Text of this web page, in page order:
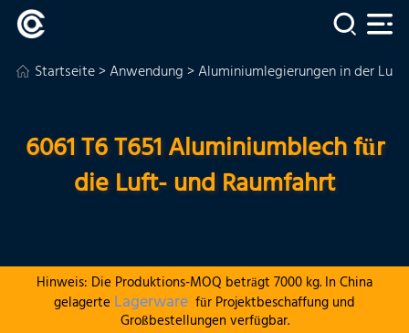
Startseite>Anwendung>Aluminiumlegierungen in der
6061 T6 T651 Aluminiumblech für
die Luft- und Raumfahrt
Hinweis: Die Produktions-MOQ beträgt 7000 kg. In China
gelagerte Lagerware für Projektbeschaffung und
Großbestellungen verfügbar.